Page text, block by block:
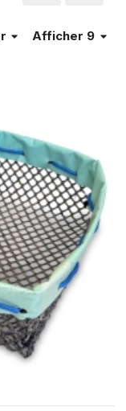
Afficher 9